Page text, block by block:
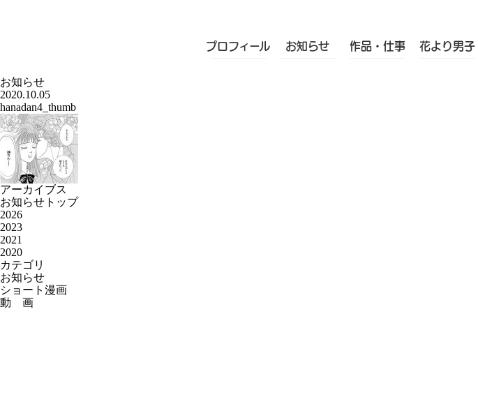
プロフィール お知らせ 作品・仕事 花より男子
お知らせ
2020.10.05
hanadan4_thumb
アーカイブス
お知らせトップ
2026
2023
2021
2020
カテゴリ
お知らせ
ショート漫画
動 画